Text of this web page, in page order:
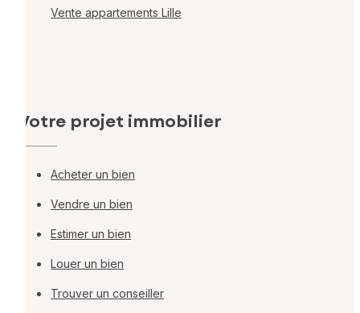
Vente appartements Lille
Votre projet immobilier
Acheter un bien
Vendre un bien
Estimer un bien
Louer un bien
Trouver un conseiller